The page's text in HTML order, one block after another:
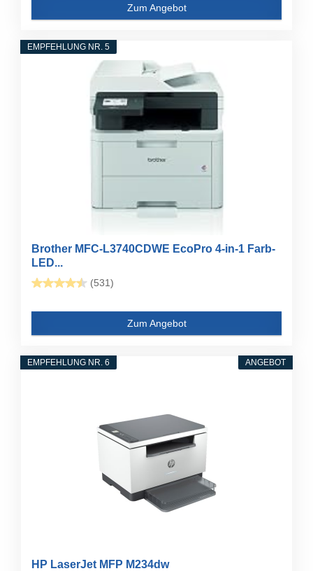
Zum Angebot
EMPFEHLUNG NR. 5
Brother MFC-L3740CDWE EcoPro 4-in-1 Farb-
LED...
(531)
Zum Angebot
ANGEBOT
EMPFEHLUNG NR. 6
HP LaserJet MFP M234dw